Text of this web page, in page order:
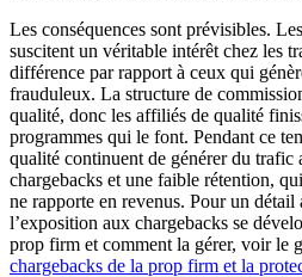
Les conséquences sont prévisibles.
suscitent un véritable intérêt chez les
différence par rapport à ceux qui
frauduleux. La structure de
qualité, donc les affiliés de qualité
programmes qui le font. Pendant ce
qualité continuent de générer du trafic
chargebacks et une faible rétention,
ne rapporte en revenus. Pour un
l’exposition aux chargebacks se
prop firm et comment la gérer, voir le
chargebacks de la prop firm et la